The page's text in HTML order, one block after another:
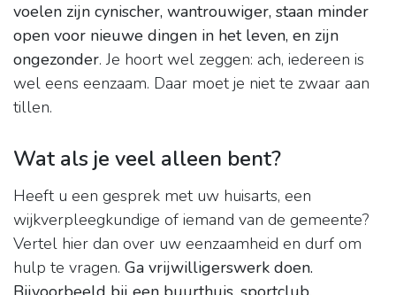
voelen zijn cynischer, wantrouwiger, staan minder
open voor nieuwe dingen in het leven, en zijn
ongezonder. Je hoort wel zeggen: ach, iedereen is
wel eens eenzaam. Daar moet je niet te zwaar aan
tillen.
Wat als je veel alleen bent?
Heeft u een gesprek met uw huisarts, een
wijkverpleegkundige of iemand van de gemeente?
Vertel hier dan over uw eenzaamheid en durf om
hulp te vragen. Ga vrijwilligerswerk doen.